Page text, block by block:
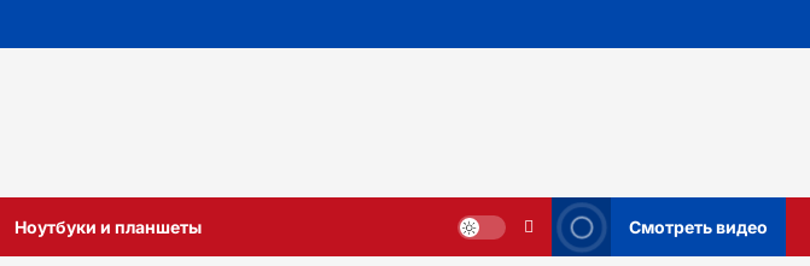
Ноутбуки и планшеты Смотреть видео